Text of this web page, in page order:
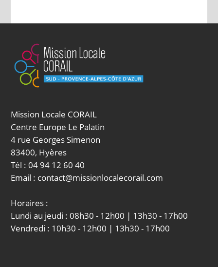
Mission Locale CORAIL
Centre Europe Le Palatin
4 rue Georges Simenon
83400, Hyères
Tél : 04 94 12 60 40
Email : contact@missionlocalecorail.com
Horaires :
Lundi au jeudi : 08h30 - 12h00 | 13h30 - 17h00
Vendredi : 10h30 - 12h00 | 13h30 - 17h00